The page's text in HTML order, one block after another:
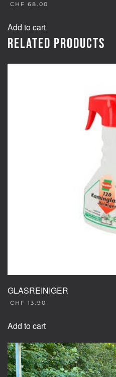
CHF 68.00
Add to cart
Related products
GLASREINIGER
CHF 13.90
Add to cart